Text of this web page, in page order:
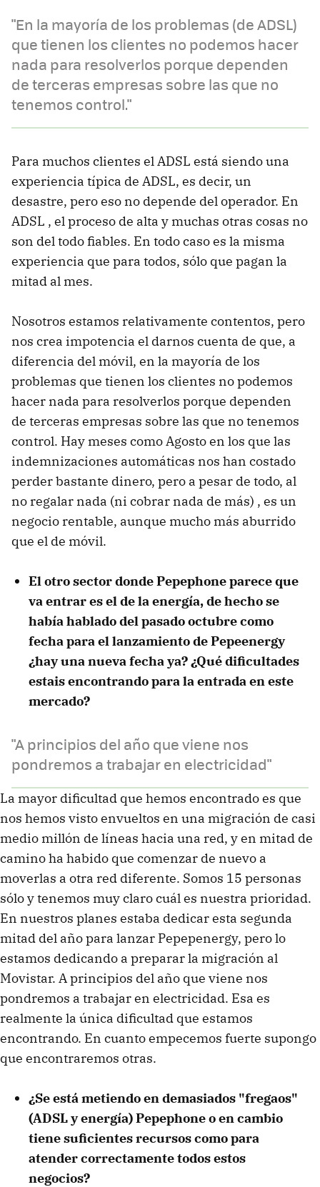
"En la mayoría de los problemas (de ADSL)
que tienen los clientes no podemos hacer
nada para resolverlos porque dependen
de terceras empresas sobre las que no
tenemos control."
Para muchos clientes el ADSL está siendo una
experiencia típica de ADSL, es decir, un
desastre, pero eso no depende del operador. En
ADSL , el proceso de alta y muchas otras cosas no
son del todo fiables. En todo caso es la misma
experiencia que para todos, sólo que pagan la
mitad al mes.
Nosotros estamos relativamente contentos, pero
nos crea impotencia el darnos cuenta de que, a
diferencia del móvil, en la mayoría de los
problemas que tienen los clientes no podemos
hacer nada para resolverlos porque dependen
de terceras empresas sobre las que no tenemos
control. Hay meses como Agosto en los que las
indemnizaciones automáticas nos han costado
perder bastante dinero, pero a pesar de todo, al
no regalar nada (ni cobrar nada de más) , es un
negocio rentable, aunque mucho más aburrido
que el de móvil.
El otro sector donde Pepephone parece que
va entrar es el de la energía, de hecho se
había hablado del pasado octubre como
fecha para el lanzamiento de Pepeenergy
¿hay una nueva fecha ya? ¿Qué dificultades
estais encontrando para la entrada en este
mercado?
"A principios del año que viene nos
pondremos a trabajar en electricidad"
La mayor dificultad que hemos encontrado es que
nos hemos visto envueltos en una migración de casi
medio millón de líneas hacia una red, y en mitad de
camino ha habido que comenzar de nuevo a
moverlas a otra red diferente. Somos 15 personas
sólo y tenemos muy claro cuál es nuestra prioridad.
En nuestros planes estaba dedicar esta segunda
mitad del año para lanzar Pepepenergy, pero lo
estamos dedicando a preparar la migración al
Movistar. A principios del año que viene nos
pondremos a trabajar en electricidad. Esa es
realmente la única dificultad que estamos
encontrando. En cuanto empecemos fuerte supongo
que encontraremos otras.
¿Se está metiendo en demasiados "fregaos"
(ADSL y energía) Pepephone o en cambio
tiene suficientes recursos como para
atender correctamente todos estos
negocios?